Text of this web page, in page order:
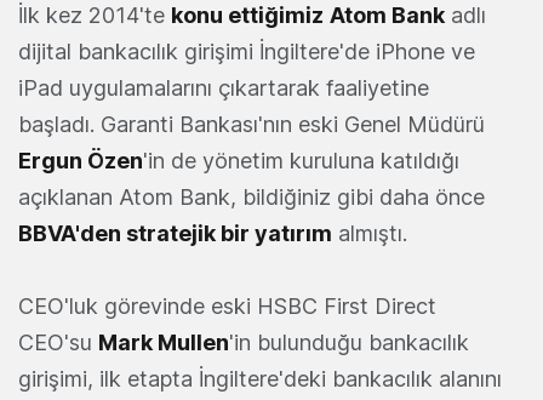
İlk kez 2014'te konu ettiğimiz Atom Bank adlı
dijital bankacılık girişimi İngiltere'de iPhone ve
iPad uygulamalarını çıkartarak faaliyetine
başladı. Garanti Bankası'nın eski Genel Müdürü
Ergun Özen'in de yönetim kuruluna katıldığı
açıklanan Atom Bank, bildiğiniz gibi daha önce
BBVA'den stratejik bir yatırım almıştı.
CEO'luk görevinde eski HSBC First Direct
CEO'su Mark Mullen'in bulunduğu bankacılık
girişimi, ilk etapta İngiltere'deki bankacılık alanını